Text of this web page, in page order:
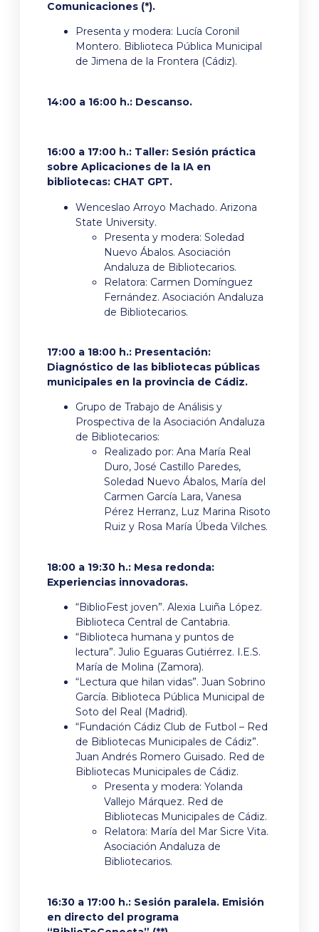
Comunicaciones (*).
Presenta y modera: Lucía Coronil
Montero. Biblioteca Pública Municipal
de Jimena de la Frontera (Cádiz).
14:00 a 16:00 h.: Descanso.
16:00 a 17:00 h.: Taller: Sesión práctica
sobre Aplicaciones de la IA en
bibliotecas: CHAT GPT.
Wenceslao Arroyo Machado. Arizona
State University.
Presenta y modera: Soledad
Nuevo Ábalos. Asociación
Andaluza de Bibliotecarios.
Relatora: Carmen Domínguez
Fernández. Asociación Andaluza
de Bibliotecarios.
17:00 a 18:00 h.: Presentación:
Diagnóstico de las bibliotecas públicas
municipales en la provincia de Cádiz.
Grupo de Trabajo de Análisis y
Prospectiva de la Asociación Andaluza
de Bibliotecarios:
Realizado por: Ana María Real
Duro, José Castillo Paredes,
Soledad Nuevo Ábalos, María del
Carmen García Lara, Vanesa
Pérez Herranz, Luz Marina Risoto
Ruiz y Rosa María Úbeda Vilches.
18:00 a 19:30 h.: Mesa redonda:
Experiencias innovadoras.
“BiblioFest joven”. Alexia Luiña López.
Biblioteca Central de Cantabria.
“Biblioteca humana y puntos de
lectura”. Julio Eguaras Gutiérrez. I.E.S.
María de Molina (Zamora).
“Lectura que hilan vidas”. Juan Sobrino
García. Biblioteca Pública Municipal de
Soto del Real (Madrid).
“Fundación Cádiz Club de Futbol – Red
de Bibliotecas Municipales de Cádiz”.
Juan Andrés Romero Guisado. Red de
Bibliotecas Municipales de Cádiz.
Presenta y modera: Yolanda
Vallejo Márquez. Red de
Bibliotecas Municipales de Cádiz.
Relatora: María del Mar Sicre Vita.
Asociación Andaluza de
Bibliotecarios.
16:30 a 17:00 h.: Sesión paralela. Emisión
en directo del programa